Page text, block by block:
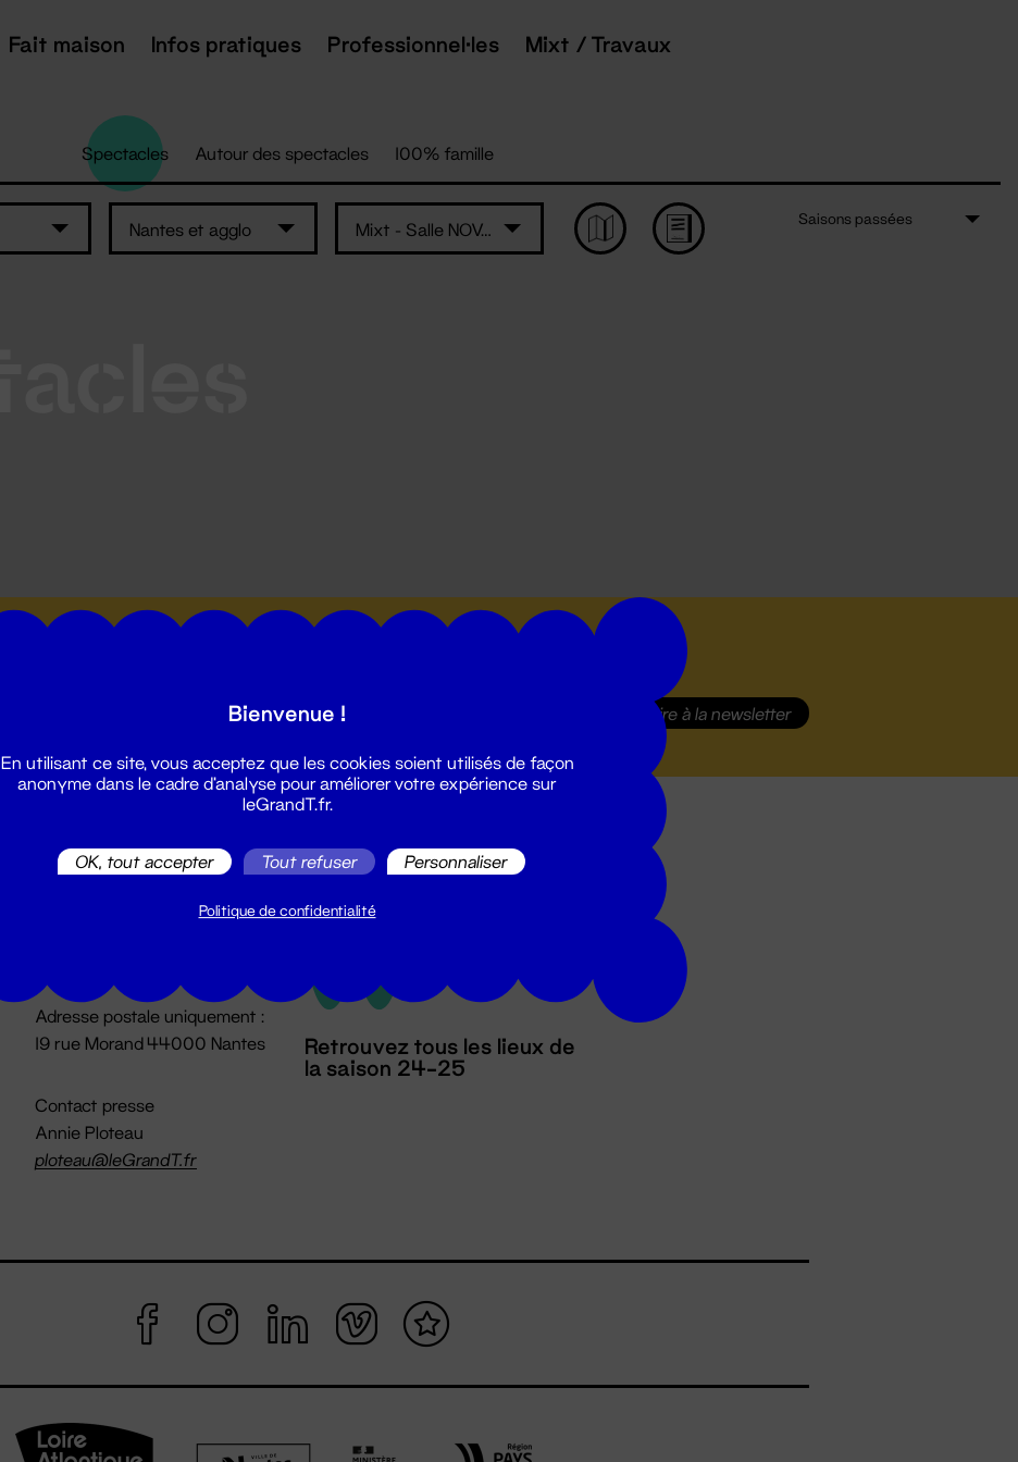
Fait maison Infos pratiques Professionnel·les Mixt / Travaux
Spectacles Autour des spectacles 100% famille
Nantes et agglo Mixt - Salle NOVA 330 NN
Saisons passées
S'inscrire à la newsletter
02 51 88 25 25
billetterie@leGrandT.fr
Du lundi au vendredi 14h → 18h
Adresse postale uniquement :
19 rue Morand 44000 Nantes
Contact presse
Annie Ploteau
ploteau@leGrandT.fr
Retrouvez tous les lieux de
la saison 24-25
Bienvenue !
En utilisant ce site, vous acceptez que les cookies soient utilisés de façon
anonyme dans le cadre d'analyse pour améliorer votre expérience sur
leGrandT.fr.
OK, tout accepter Tout refuser Personnaliser
Politique de confidentialité